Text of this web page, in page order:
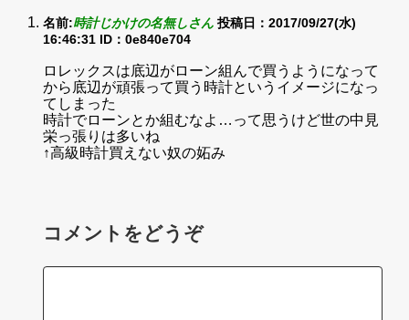
名前:時計じかけの名無しさん 投稿日：2017/09/27(水)
16:46:31 ID：0e840e704
ロレックスは底辺がローン組んで買うようになって
から底辺が頑張って買う時計というイメージになっ
てしまった
時計でローンとか組むなよ…って思うけど世の中見
栄っ張りは多いね
↑高級時計買えない奴の妬み
コメントをどうぞ